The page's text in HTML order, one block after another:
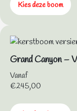
Kies deze boom
Grand Canyon –
Vanaf
€245,00